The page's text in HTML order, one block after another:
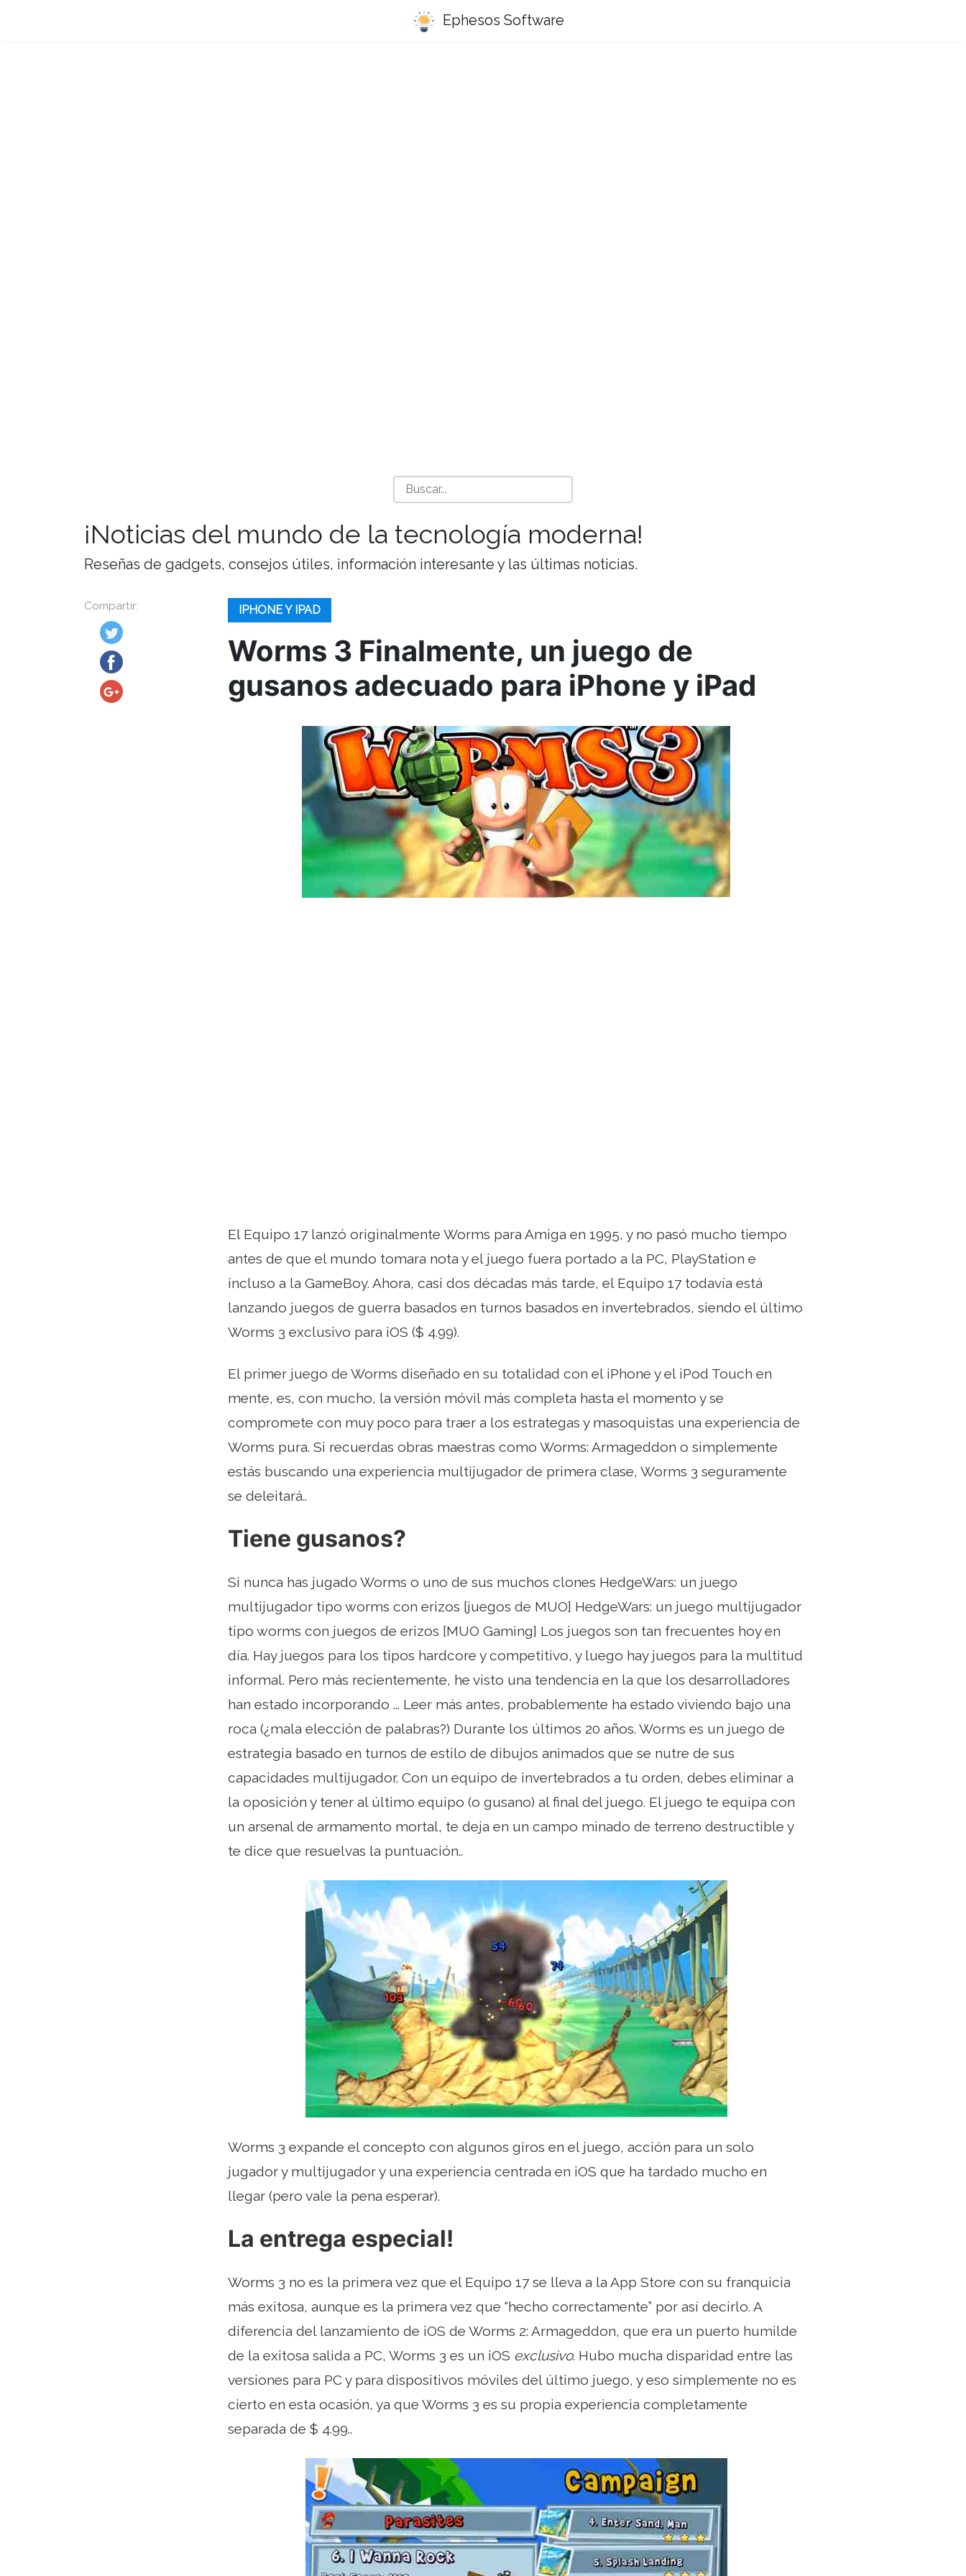
Ephesos Software
¡Noticias del mundo de la tecnología moderna!
Reseñas de gadgets, consejos útiles, información interesante y las últimas noticias.
Compartir: IPHONE Y IPAD
Worms 3 Finalmente, un juego de
gusanos adecuado para iPhone y iPad
El Equipo 17 lanzó originalmente Worms para Amiga en 1995, y no pasó mucho tiempo
antes de que el mundo tomara nota y el juego fuera portado a la PC, PlayStation e
incluso a la GameBoy. Ahora, casi dos décadas más tarde, el Equipo 17 todavía está
lanzando juegos de guerra basados ​​en turnos basados ​​en invertebrados, siendo el último
Worms 3 exclusivo para iOS ($ 4.99).
El primer juego de Worms diseñado en su totalidad con el iPhone y el iPod Touch en
mente, es, con mucho, la versión móvil más completa hasta el momento y se
compromete con muy poco para traer a los estrategas y masoquistas una experiencia de
Worms pura. Si recuerdas obras maestras como Worms: Armageddon o simplemente
estás buscando una experiencia multijugador de primera clase, Worms 3 seguramente
se deleitará..
Tiene gusanos?
Si nunca has jugado Worms o uno de sus muchos clones HedgeWars: un juego
multijugador tipo worms con erizos [juegos de MUO] HedgeWars: un juego multijugador
tipo worms con juegos de erizos [MUO Gaming] Los juegos son tan frecuentes hoy en
día. Hay juegos para los tipos hardcore y competitivo, y luego hay juegos para la multitud
informal. Pero más recientemente, he visto una tendencia en la que los desarrolladores
han estado incorporando ... Leer más antes, probablemente ha estado viviendo bajo una
roca (¿mala elección de palabras?) Durante los últimos 20 años. Worms es un juego de
estrategia basado en turnos de estilo de dibujos animados que se nutre de sus
capacidades multijugador. Con un equipo de invertebrados a tu orden, debes eliminar a
la oposición y tener al último equipo (o gusano) al final del juego. El juego te equipa con
un arsenal de armamento mortal, te deja en un campo minado de terreno destructible y
te dice que resuelvas la puntuación..
Worms 3 expande el concepto con algunos giros en el juego, acción para un solo
jugador y multijugador y una experiencia centrada en iOS que ha tardado mucho en
llegar (pero vale la pena esperar).
La entrega especial!
Worms 3 no es la primera vez que el Equipo 17 se lleva a la App Store con su franquicia
más exitosa, aunque es la primera vez que “hecho correctamente” por así decirlo. A
diferencia del lanzamiento de iOS de Worms 2: Armageddon, que era un puerto humilde
de la exitosa salida a PC, Worms 3 es un iOS exclusivo. Hubo mucha disparidad entre las
versiones para PC y para dispositivos móviles del último juego, y eso simplemente no es
cierto en esta ocasión, ya que Worms 3 es su propia experiencia completamente
separada de $ 4.99..